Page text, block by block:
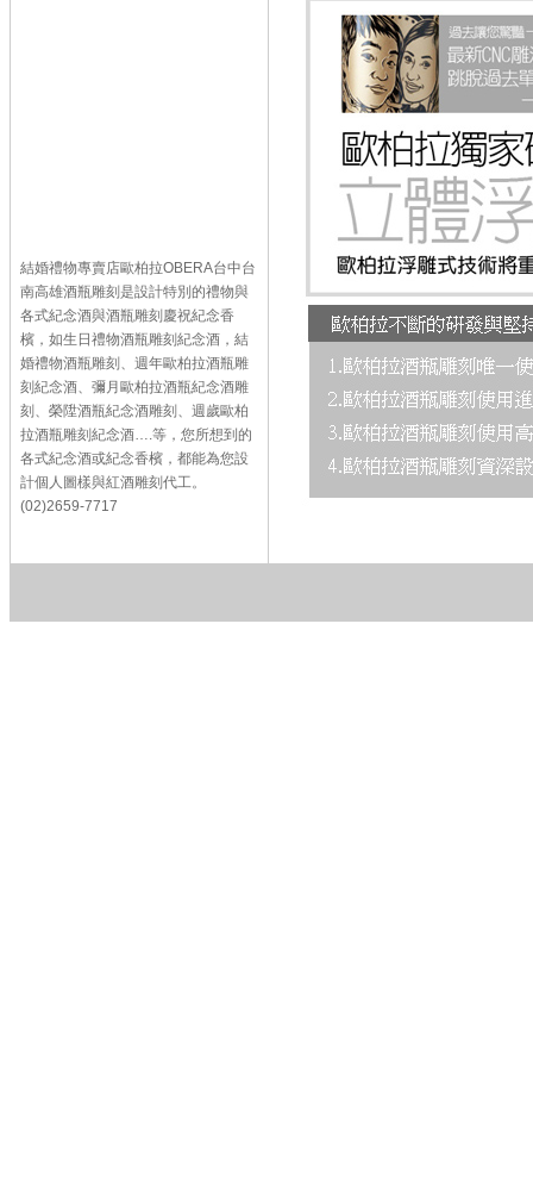
結婚禮物專賣店歐柏拉OBERA台中台
南高雄酒瓶雕刻是設計特別的禮物與
各式紀念酒與酒瓶雕刻慶祝紀念香
檳，如生日禮物酒瓶雕刻紀念酒，結
婚禮物酒瓶雕刻、週年歐柏拉酒瓶雕
刻紀念酒、彌月歐柏拉酒瓶紀念酒雕
刻、榮陞酒瓶紀念酒雕刻、週歲歐柏
拉酒瓶雕刻紀念酒….等，您所想到的
各式紀念酒或紀念香檳，都能為您設
計個人圖樣與紅酒雕刻代工。
(02)2659-7717